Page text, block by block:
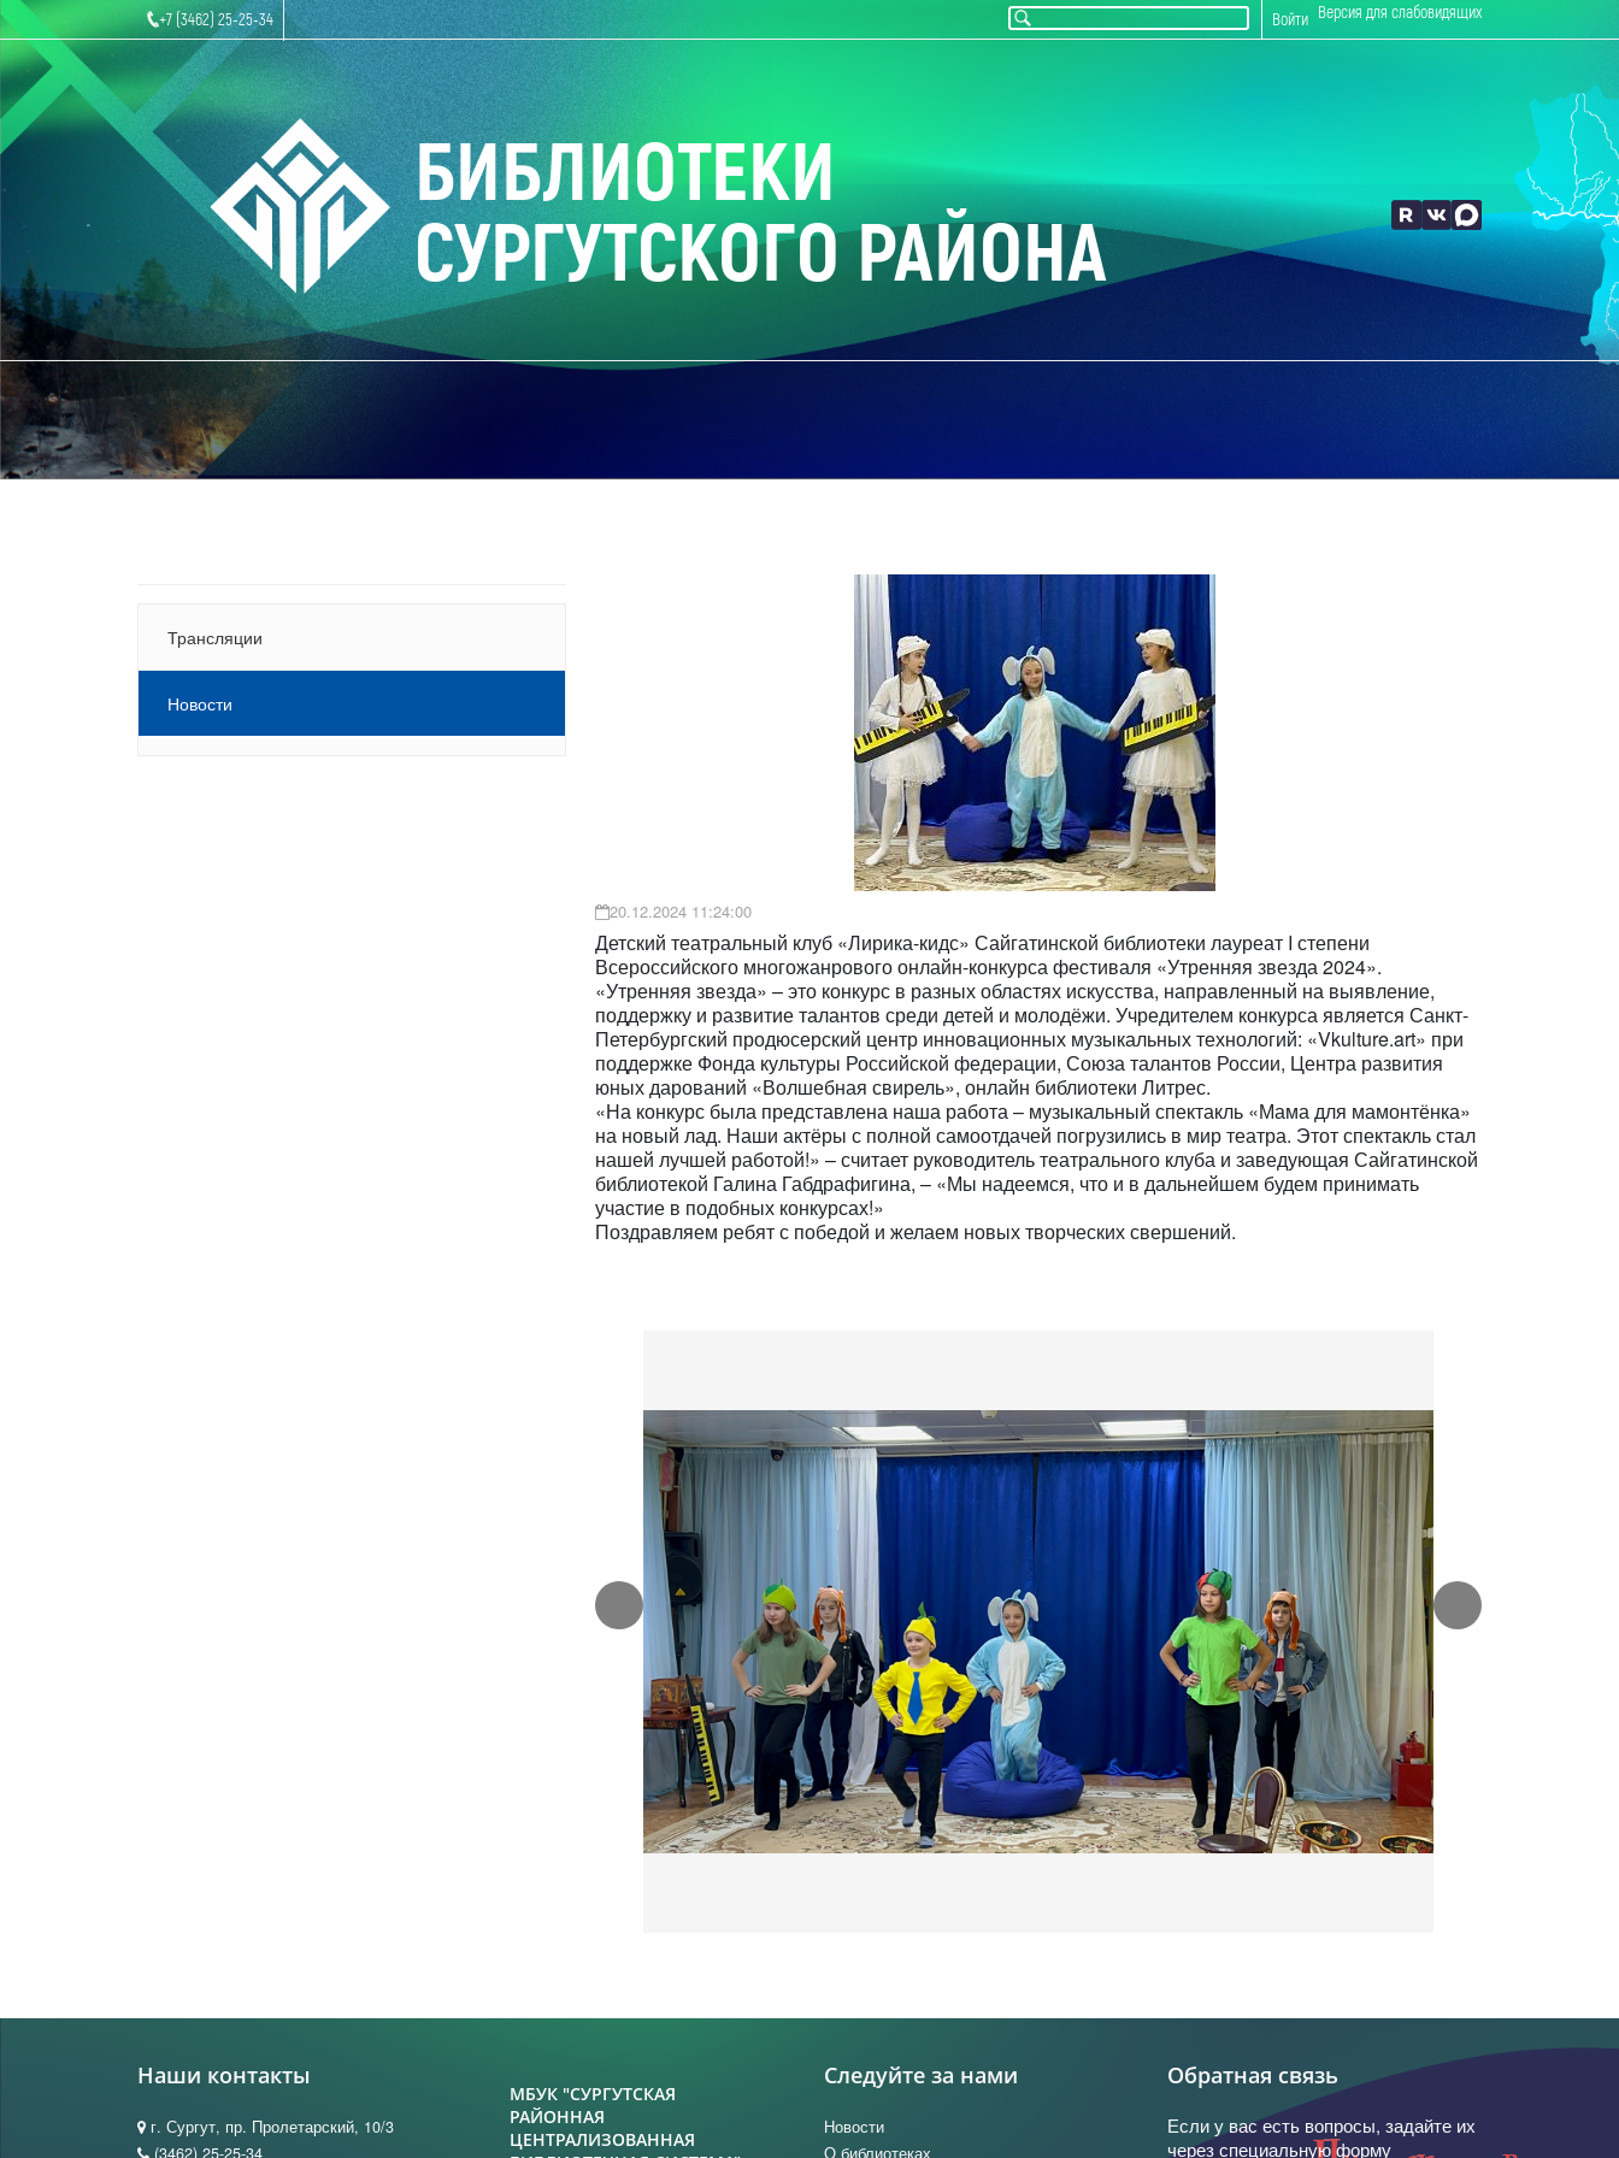
+7 (3462) 25-25-34 Версия для слабовидящих
Войти
БИБЛИОТЕКИ
СУРГУТСКОГО РАЙОНА
Трансляции
Новости
20.12.2024 11:24:00
Детский театральный клуб «Лирика-кидс» Сайгатинской библиотеки лауреат I степени
Всероссийского многожанрового онлайн-конкурса фестиваля «Утренняя звезда 2024».
«Утренняя звезда» – это конкурс в разных областях искусства, направленный на выявление,
поддержку и развитие талантов среди детей и молодёжи. Учредителем конкурса является Санкт-
Петербургский продюсерский центр инновационных музыкальных технологий: «Vkulture.art» при
поддержке Фонда культуры Российской федерации, Союза талантов России, Центра развития
юных дарований «Волшебная свирель», онлайн библиотеки Литрес.
«На конкурс была представлена наша работа – музыкальный спектакль «Мама для мамонтёнка»
на новый лад. Наши актёры с полной самоотдачей погрузились в мир театра. Этот спектакль стал
нашей лучшей работой!» – считает руководитель театрального клуба и заведующая Сайгатинской
библиотекой Галина Габдрафигина, – «Мы надеемся, что и в дальнейшем будем принимать
участие в подобных конкурсах!»
Поздравляем ребят с победой и желаем новых творческих свершений.
Наши контакты
г. Сургут, пр. Пролетарский, 10/3
(3462) 25-25-34
МБУК "СУРГУТСКАЯ
РАЙОННАЯ
ЦЕНТРАЛИЗОВАННАЯ
Следуйте за нами
Новости
О библиотеках
Обратная связь
Если у вас есть вопросы, задайте их
через специальную форму